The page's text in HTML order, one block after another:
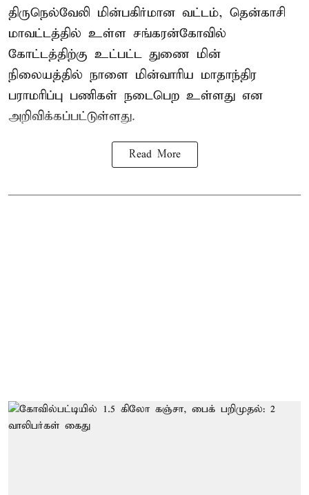
திருநெல்வேலி மின்பகிர்மான வட்டம், தென்காசி
மாவட்டத்தில் உள்ள சங்கரன்கோவில்
கோட்டத்திற்கு உட்பட்ட துணை மின்
நிலையத்தில் நாளை மின்வாரிய மாதாந்திர
பராமரிப்பு பணிகள் நடைபெற உள்ளது என
அறிவிக்கப்பட்டுள்ளது.
Read More